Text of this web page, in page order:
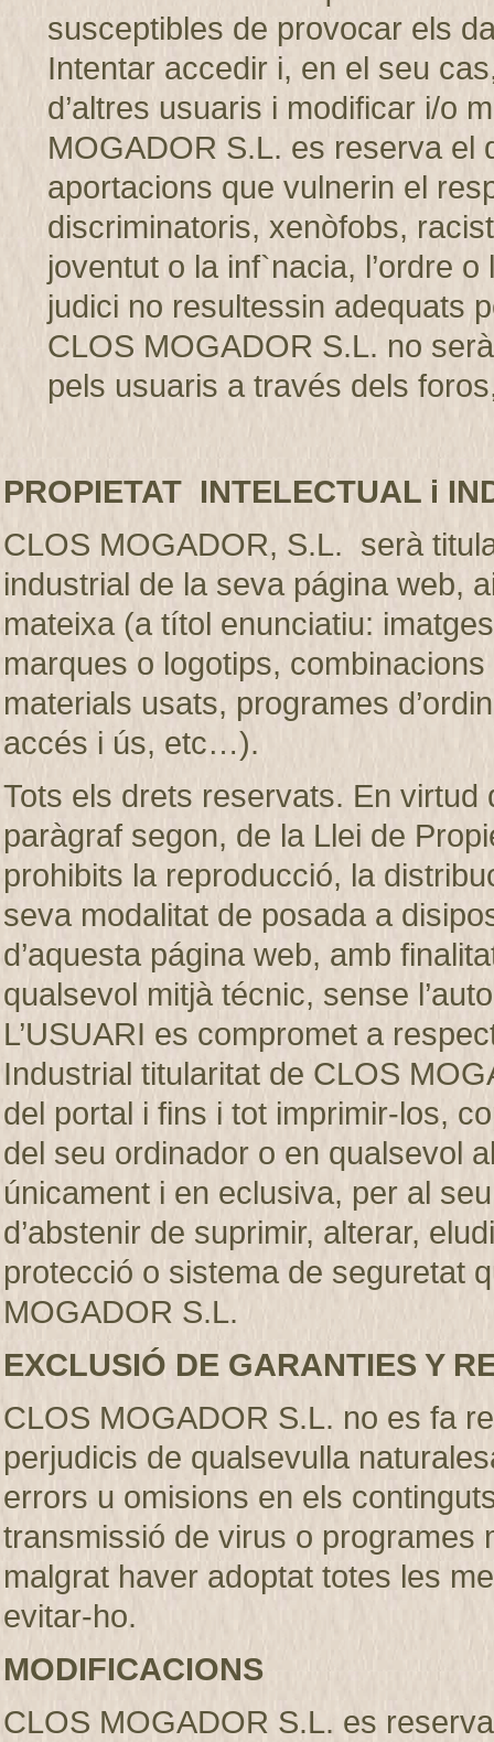
susceptibles de provocar els
Intentar accedir i, en el seu
d’altres usuaris i modificar i/o
MOGADOR S.L. es reserva el
aportacions que vulnerin el
discriminatoris, xenòfobs,
joventut o la inf`nacia, l’ordre
judici no resultessin adequats
CLOS MOGADOR S.L. no
pels usuaris a través dels
PROPIETAT INTELECTUAL i
CLOS MOGADOR, S.L. serà
industrial de la seva página web,
mateixa (a títol enunciatiu:
marques o logotips,
materials usats, programes
accés i ús, etc…).
Tots els drets reservats. En virtud
paràgraf segon, de la Llei de
prohibits la reproducció, la
seva modalitat de posada a
d’aquesta página web, amb
qualsevol mitjà técnic, sense
L’USUARI es compromet a
Industrial titularitat de CLOS
del portal i fins i tot imprimir-los,
del seu ordinador o en qualsevol
únicament i en eclusiva, per al
d’abstenir de suprimir, alterar,
protecció o sistema de seguretat
MOGADOR S.L.
EXCLUSIÓ DE GARANTIES Y
CLOS MOGADOR S.L. no es fa
perjudicis de qualsevulla
errors u omisions en els
transmissió de virus o programes
malgrat haver adoptat totes les
evitar-ho.
MODIFICACIONS
CLOS MOGADOR S.L. es